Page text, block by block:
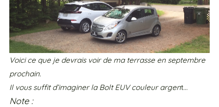
Voici ce que je devrais voir de ma terrasse en septembre
prochain.
Il vous suffit d’imaginer la Bolt EUV couleur argent…
Note :